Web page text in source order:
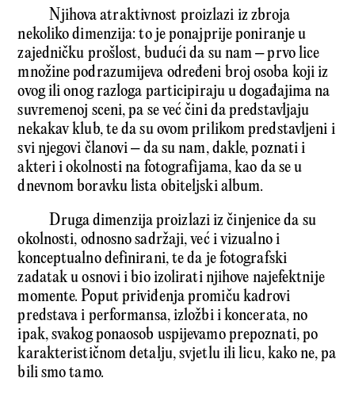
Njihova atraktivnost proizlazi iz zbroja
nekoliko dimenzija: to je ponajprije poniranje u
zajedničku prošlost, budući da su nam – prvo lice
množine podrazumijeva određeni broj osoba koji iz
ovog ili onog razloga participiraju u događajima na
suvremenoj sceni, pa se već čini da predstavljaju
nekakav klub, te da su ovom prilikom predstavljeni i
svi njegovi članovi – da su nam, dakle, poznati i
akteri i okolnosti na fotografijama, kao da se u
dnevnom boravku lista obiteljski album.
Druga dimenzija proizlazi iz činjenice da su
okolnosti, odnosno sadržaji, već i vizualno i
konceptualno definirani, te da je fotografski
zadatak u osnovi i bio izolirati njihove najefektnije
momente. Poput priviđenja promiču kadrovi
predstava i performansa, izložbi i koncerata, no
ipak, svakog ponaosob uspijevamo prepoznati, po
karakterističnom detalju, svjetlu ili licu, kako ne, pa
bili smo tamo.